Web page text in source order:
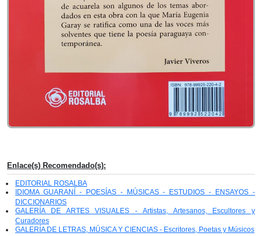
Enlace(s) Recomendado(s):
EDITORIAL ROSALBA
IDIOMA GUARANÍ - POESÍAS - MÚSICAS - ESTUDIOS - ENSAYOS -
DICCIONARIOS
GALERÍA DE ARTES VISUALES - Artistas, Artesanos, Escultores y
Curadores
GALERÍA DE LETRAS, MÚSICA Y CIENCIAS - Escritores, Poetas y Músicos